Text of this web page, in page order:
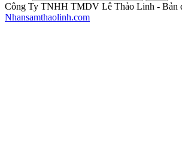
Công Ty TNHH TMDV Lê Thảo Linh - Bản
Nhansamthaolinh.com